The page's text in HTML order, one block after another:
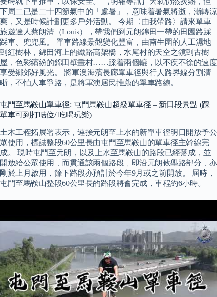
下周二已是二十四節氣中的「處暑」，意味着暑氣將逝，漸轉涼
爽，又是時候計劃更多戶外活動。 今期〈由我帶路〉請來單車
旅遊達人蔡朗清（Louis），帶我們到元朗錦田一帶的田園路踩
踩車、兜兜風。 單車路線景觀變化豐富，由南生圍的人工濕地
到紅樹林，錦田河上的鐵路高架橋，水尾村的天空之鏡到古樹
屋，色彩繽紛的錦田壁畫村……踩着兩個轆，以不疾不徐的速度
享受鄉郊好風光。 將軍澳海濱長廊單車徑與行人路界線分割清
晰，不怕人車爭路，是將軍澳居民推薦的單車路線。
屯門至馬鞍山單車徑: 屯門馬鞍山超級單車徑 – 新田段景點 (踩
單車可到打咭位/ 吃喝玩樂)
土木工程拓展署表示，連接元朗至上水的新單車徑明日開放予公
眾使用，標誌整段60公里長由屯門至馬鞍山的單車徑主幹線完
成。 現時屯門至元朗，以及上水至馬鞍山的路段已經落成，並
開放給公眾使用，而貫通該兩個路段，即沿元朗攸壆路部分，亦
剛於上月啟用，餘下路段亦預計於今年9月或之前開放。 屆時，
屯門至馬鞍山整段60公里長的路段將會完成，車程約6小時。